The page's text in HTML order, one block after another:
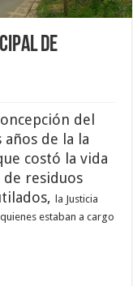
de
del
de la la
costó la vida
residuos
la Justicia
estaban a cargo